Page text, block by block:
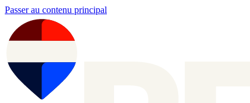
Passer au contenu principal